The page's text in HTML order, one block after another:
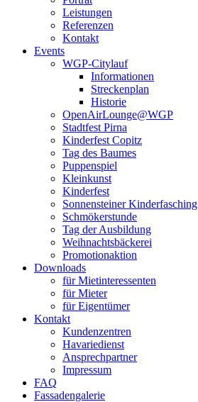
Leistungen
Referenzen
Kontakt
Events
WGP-Citylauf
Informationen
Streckenplan
Historie
OpenAirLounge@WGP
Stadtfest Pirna
Kinderfest Copitz
Tag des Baumes
Puppenspiel
Kleinkunst
Kinderfest
Sonnensteiner Kinderfasching
Schmökerstunde
Tag der Ausbildung
Weihnachtsbäckerei
Promotionaktion
Downloads
für Mietinteressenten
für Mieter
für Eigentümer
Kontakt
Kundenzentren
Havariedienst
Ansprechpartner
Impressum
FAQ
Fassadengalerie